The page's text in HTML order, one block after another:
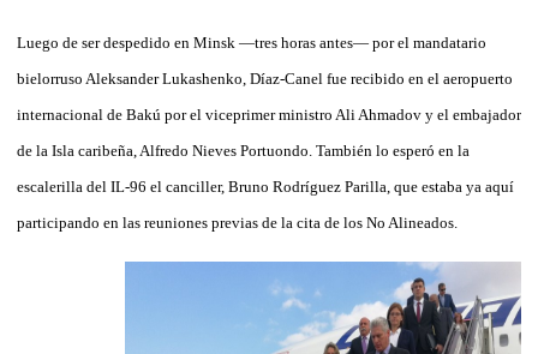
Luego de ser despedido en Minsk —tres horas antes— por el mandatario
bielorruso Aleksander Lukashenko, Díaz-Canel fue recibido en el aeropuerto
internacional de Bakú por el viceprimer ministro Ali Ahmadov y el embajador
de la Isla caribeña, Alfredo Nieves Portuondo. También lo esperó en la
escalerilla del IL-96 el canciller, Bruno Rodríguez Parilla, que estaba ya aquí
participando en las reuniones previas de la cita de los No Alineados.